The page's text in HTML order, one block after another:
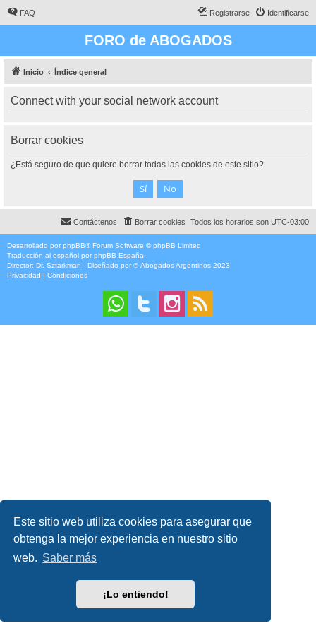
Este sitio web utiliza cookies para asegurar que
obtenga la mejor experiencia en nuestro sitio
web. Saber más
¡Lo entiendo!
FAQ Identificarse
Registrarse
FORO de ABOGADOS
Inicio Índice general
Connect with your social network account
Borrar cookies
¿Está seguro de que quiere borrar todas las cookies de este sitio?
Todos los horarios son UTC-03:00
Borrar cookies
Contáctenos
Desarrollado por phpBB® Forum Software © phpBB Limited
Traducción al español por phpBB España
Director: Dr. Sztarkman - Diseñado por ©Abogados Argentinos 2023
Privacidad | Condiciones